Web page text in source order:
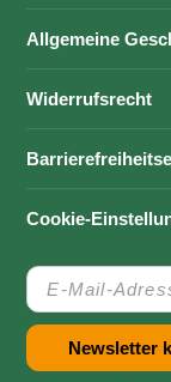
Allgemeine
Widerrufsrecht
Cookie-